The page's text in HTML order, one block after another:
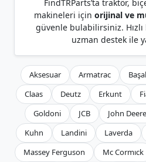
FindTRParts’ta traktör,
makineleri için orijinal ve
güvenle bulabilirsiniz.
uzman destek ile
Aksesuar Armatrac
Claas
Deutz Erkunt
Goldoni
JCB John Deere
Kuhn
Landini Laverda
Massey Ferguson
Mc Cormıck